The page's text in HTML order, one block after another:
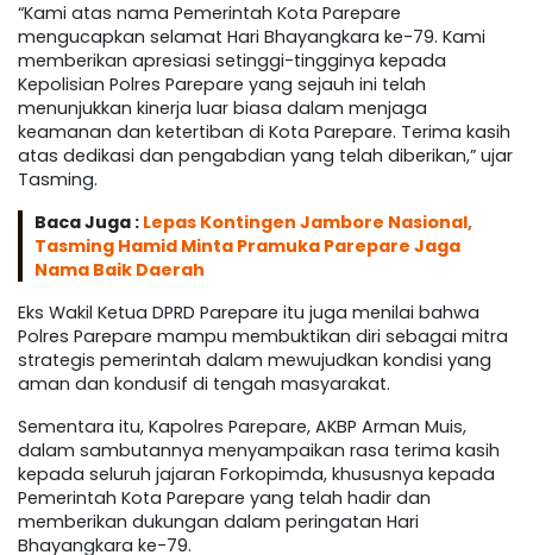
“Kami atas nama Pemerintah Kota Parepare
mengucapkan selamat Hari Bhayangkara ke-79. Kami
memberikan apresiasi setinggi-tingginya kepada
Kepolisian Polres Parepare yang sejauh ini telah
menunjukkan kinerja luar biasa dalam menjaga
keamanan dan ketertiban di Kota Parepare. Terima kasih
atas dedikasi dan pengabdian yang telah diberikan,” ujar
Tasming.
Baca Juga : Lepas Kontingen Jambore Nasional,
Tasming Hamid Minta Pramuka Parepare Jaga
Nama Baik Daerah
Eks Wakil Ketua DPRD Parepare itu juga menilai bahwa
Polres Parepare mampu membuktikan diri sebagai mitra
strategis pemerintah dalam mewujudkan kondisi yang
aman dan kondusif di tengah masyarakat.
Sementara itu, Kapolres Parepare, AKBP Arman Muis,
dalam sambutannya menyampaikan rasa terima kasih
kepada seluruh jajaran Forkopimda, khususnya kepada
Pemerintah Kota Parepare yang telah hadir dan
memberikan dukungan dalam peringatan Hari
Bhayangkara ke-79.